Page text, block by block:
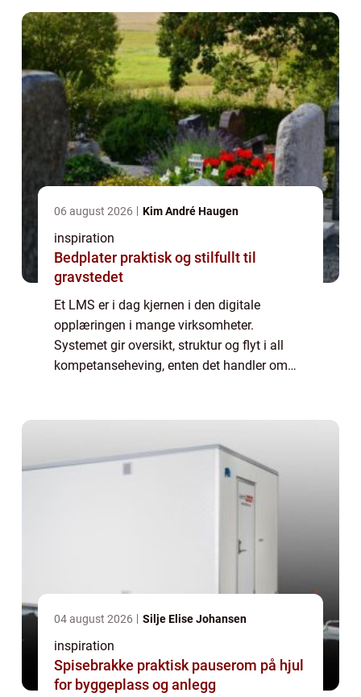
vokser, øke...
06 august 2026 Kim André Haugen
inspiration
Bedplater praktisk og stilfullt til
gravstedet
Et LMS er i dag kjernen i den digitale
opplæringen i mange virksomheter.
Systemet gir oversikt, struktur og flyt i all
kompetanseheving, enten det handler om
04 august 2026 Silje Elise Johansen
inspiration
Spisebrakke praktisk pauserom på hjul
for byggeplass og anlegg